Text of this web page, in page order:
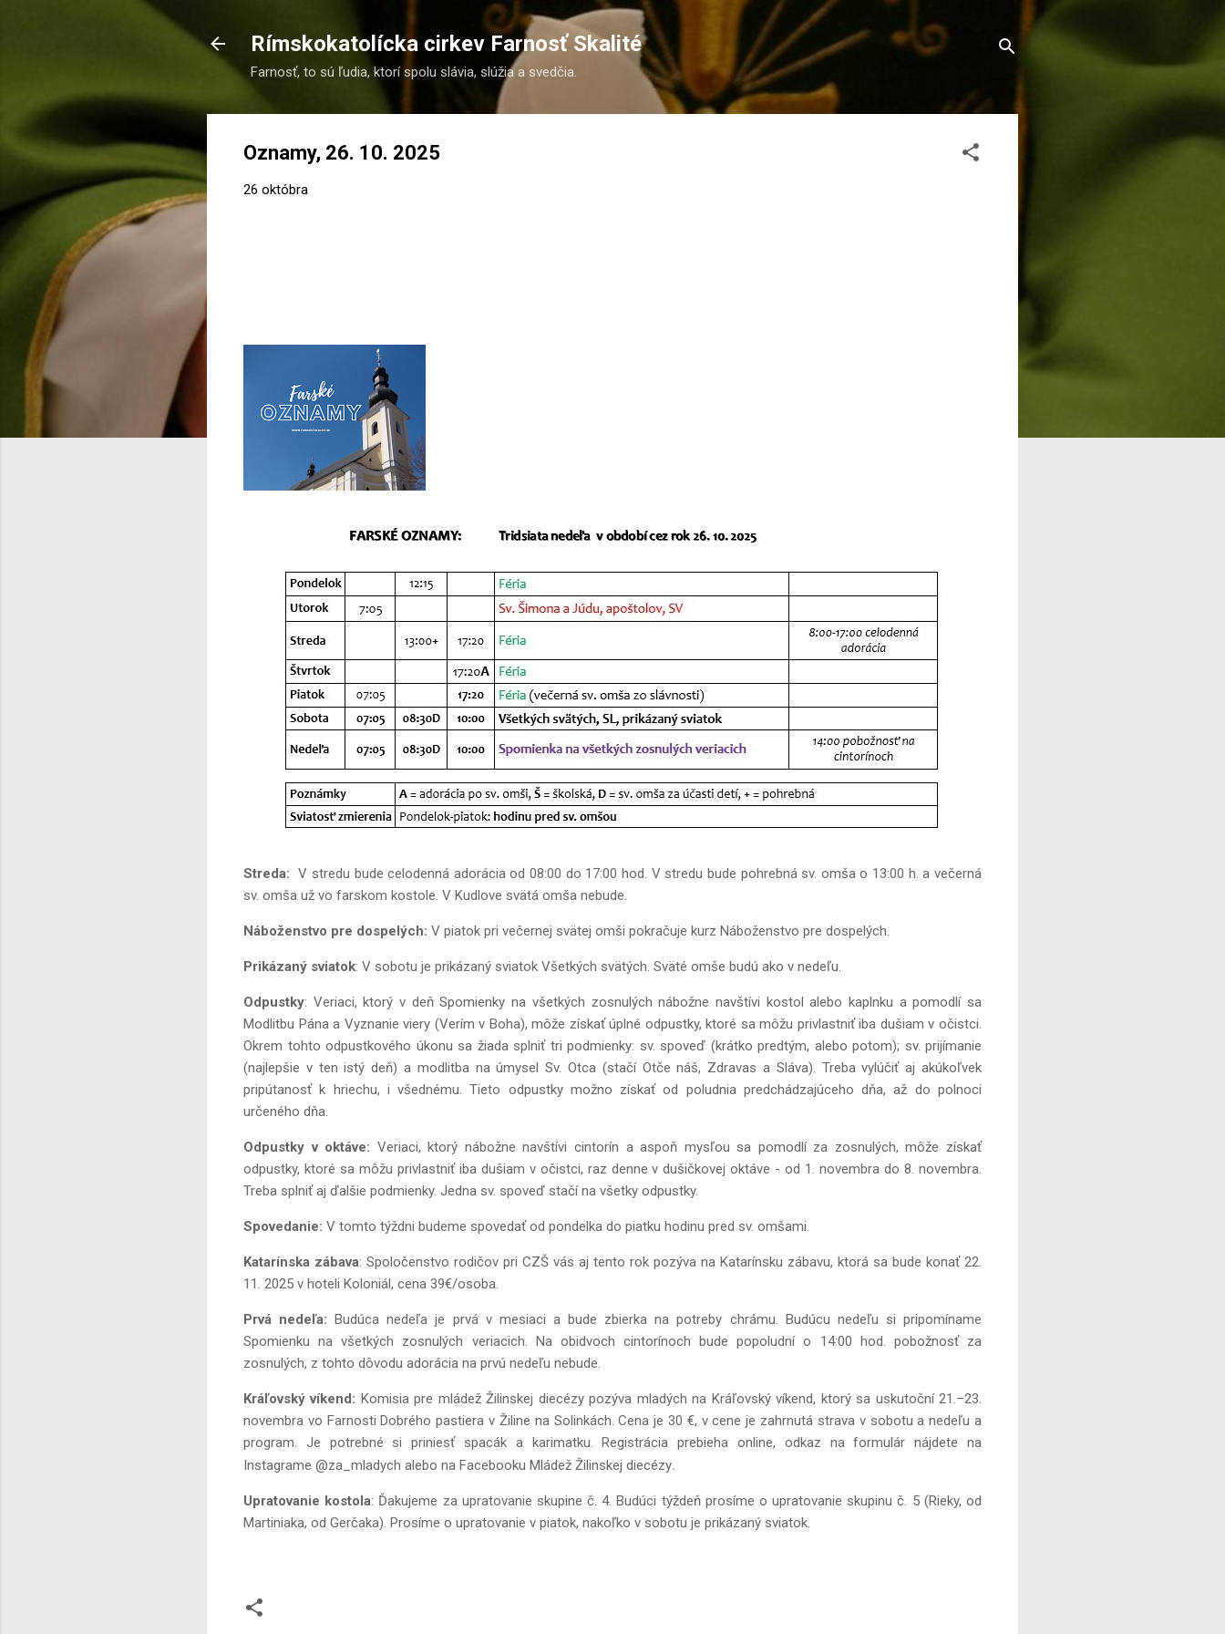
Preskočiť na hlavný obsah
Rímskokatolícka cirkev Farnosť Skalité
Farnosť, to sú ľudia, ktorí spolu slávia, slúžia a svedčia.
Oznamy, 26. 10. 2025
26 októbra
Streda:V stredu bude celodenná adorácia od 08:00 do 17:00 hod. V stredu bude pohrebná sv. omša o 13:00 h. a večerná
sv. omša už vo farskom kostole. V Kudlove svätá omša nebude.
Náboženstvo pre dospelých: V piatok pri večernej svätej omši pokračuje kurz Náboženstvo pre dospelých.
Prikázaný sviatok: V sobotu je prikázaný sviatok Všetkých svätých. Sväté omše budú ako v nedeľu.
Odpustky: Veriaci, ktorý v deň Spomienky na všetkých zosnulých nábožne navštívi kostol alebo kaplnku a pomodlí sa
Modlitbu Pána a Vyznanie viery (Verím v Boha), môže získať úplné odpustky, ktoré sa môžu privlastniť iba dušiam v očistci.
Okrem tohto odpustkového úkonu sa žiada splniť tri podmienky: sv. spoveď (krátko predtým, alebo potom); sv. prijímanie
(najlepšie v ten istý deň) a modlitba na úmysel Sv. Otca (stačí Otče náš, Zdravas a Sláva). Treba vylúčiť aj akúkoľvek
pripútanosť k hriechu, i všednému. Tieto odpustky možno získať od poludnia predchádzajúceho dňa, až do polnoci
určeného dňa.
Odpustky v oktáve: Veriaci, ktorý nábožne navštívi cintorín a aspoň mysľou sa pomodlí za zosnulých, môže získať
odpustky, ktoré sa môžu privlastniť iba dušiam v očistci, raz denne v dušičkovej oktáve - od 1. novembra do 8. novembra.
Treba splniť aj ďalšie podmienky. Jedna sv. spoveď stačí na všetky odpustky.
Spovedanie: V tomto týždni budeme spovedať od pondelka do piatku hodinu pred sv. omšami.
Katarínska zábava: Spoločenstvo rodičov pri CZŠ vás aj tento rok pozýva na Katarínsku zábavu, ktorá sa bude konať 22.
11. 2025 v hoteli Koloniál, cena 39€/osoba.
Prvá nedeľa:Budúca nedeľa je prvá v mesiaci a bude zbierka na potreby chrámu.
Budúcu nedeľu si pripomíname
Spomienku na všetkých zosnulých veriacich. Na obidvoch cintorínoch bude popoludní o 14:00 hod. pobožnosť za
zosnulých, z tohto dôvodu adorácia na prvú nedeľu nebude.
Kráľovský víkend: Komisia pre mládež Žilinskej diecézy pozýva mladých na Kráľovský víkend, ktorý sa uskutoční 21.–23.
novembra vo Farnosti Dobrého pastiera v Žiline na Solinkách. Cena je 30 €, v cene je zahrnutá strava v sobotu a nedeľu a
program. Je potrebné si priniesť spacák a karimatku. Registrácia prebieha online, odkaz na formulár nájdete na
Instagrame @za_mladych alebo na Facebooku Mládež Žilinskej diecézy.
Upratovanie kostola: Ďakujeme za upratovanie skupine č. 4. Budúci týždeň prosíme o upratovanie skupinu č. 5 (Rieky, od
Martiniaka, od Gerčaka). Prosíme o upratovanie v piatok, nakoľko v sobotu je prikázaný sviatok.